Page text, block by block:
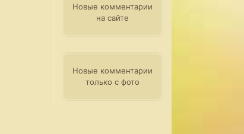
Новые комментарии
на сайте
Новые комментарии
только с фото